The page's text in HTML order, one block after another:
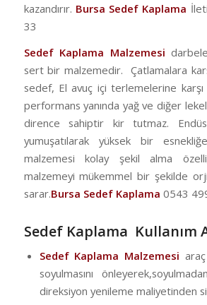
kazandırır. Bursa Sedef Kaplama
33
Sedef Kaplama Malzemesi
sert bir malzemedir. Çatlamalara
sedef, El avuç içi terlemelerine
performans yanında yağ ve diğer
dirence sahiptir kir tutmaz.
yumuşatılarak yüksek bir
malzemesi kolay şekil alma
malzemeyi mükemmel bir şekilde
sarar.Bursa Sedef Kaplama 0543
Sedef Kaplama Kullanım
Sedef Kaplama Malzemesi
soyulmasını
direksiyon yenileme maliyetinden